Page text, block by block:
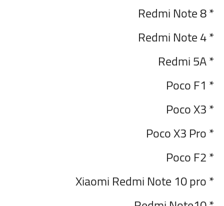
* Redmi Note 8
* Redmi Note 4
* Redmi 5A
* Poco F1
* Poco X3
* Poco X3 Pro
* Poco F2
* Xiaomi Redmi Note 10 pro